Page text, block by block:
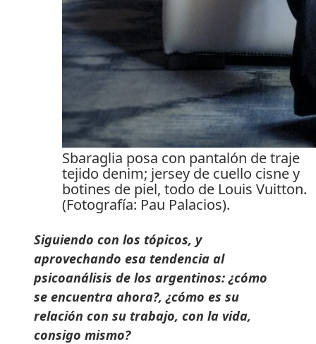
Sbaraglia posa con pantalón de traje
tejido denim; jersey de cuello cisne y
botines de piel, todo de Louis Vuitton.
(Fotografía: Pau Palacios).
Siguiendo con los tópicos, y
aprovechando esa tendencia al
psicoanálisis de los argentinos: ¿cómo
se encuentra ahora?, ¿cómo es su
relación con su trabajo, con la vida,
consigo mismo?